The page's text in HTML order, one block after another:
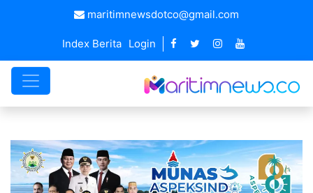
maritimnewsdotco@gmail.com
Index Berita Login